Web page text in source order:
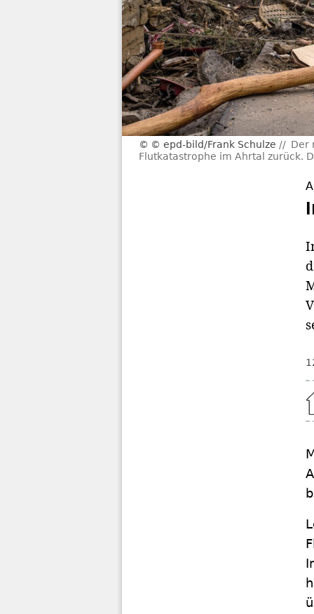
© epd-bild/Frank Schulze
Der
Flutkatastrophe im Ahrtal zurück.